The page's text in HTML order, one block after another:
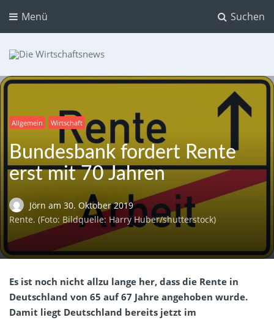
Suchen
Menü
Dein Ratgeber für Aktien und Kryptowährungen
Allgemein Wirtschaft
Bundesbank fordert Rente
erst mit 70 Jahren
Jörn am 30. Oktober 2019
Rente. (Foto: Bildquelle: Harry Huber/shutterstock)
Es ist noch nicht allzu lange her, dass die Rente in
Deutschland von 65 auf 67 Jahre angehoben wurde.
Damit liegt Deutschland bereits jetzt im